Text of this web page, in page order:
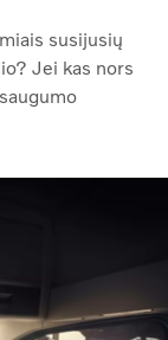
susijusių
Jei kas nors